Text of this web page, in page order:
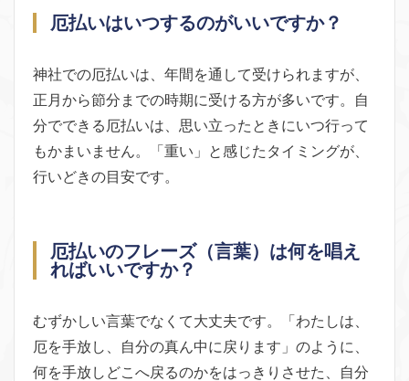
厄払いはいつするのがいいですか？
神社での厄払いは、年間を通して受けられますが、
正月から節分までの時期に受ける方が多いです。自
分でできる厄払いは、思い立ったときにいつ行って
もかまいません。「重い」と感じたタイミングが、
行いどきの目安です。
厄払いのフレーズ（言葉）は何を唱え
ればいいですか？
むずかしい言葉でなくて大丈夫です。「わたしは、
厄を手放し、自分の真ん中に戻ります」のように、
何を手放しどこへ戻るのかをはっきりさせた、自分